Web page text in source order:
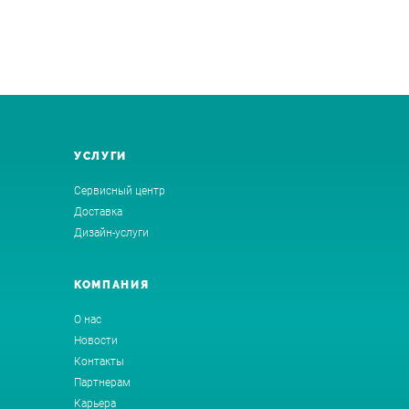
УСЛУГИ
Сервисный центр
Доставка
Дизайн-услуги
КОМПАНИЯ
О нас
Новости
Контакты
Партнерам
Карьера